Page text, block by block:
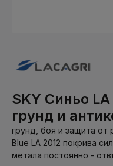
SKY Синьо
грунд и
грунд, боя и защита от
Blue LA 2012 покрива
метала постоянно -